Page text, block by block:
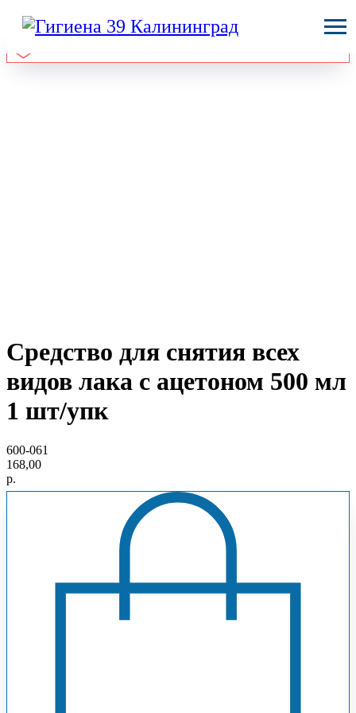
Средство для снятия всех
видов лака с ацетоном 500 мл
1 шт/упк
600-061
168,00
р.